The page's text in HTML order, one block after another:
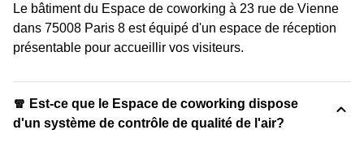
Le bâtiment du Espace de coworking à 23 rue de Vienne
dans 75008 Paris 8 est équipé d'un espace de réception
présentable pour accueillir vos visiteurs.
🧣 Est-ce que le Espace de coworking dispose
d'un système de contrôle de qualité de l'air?